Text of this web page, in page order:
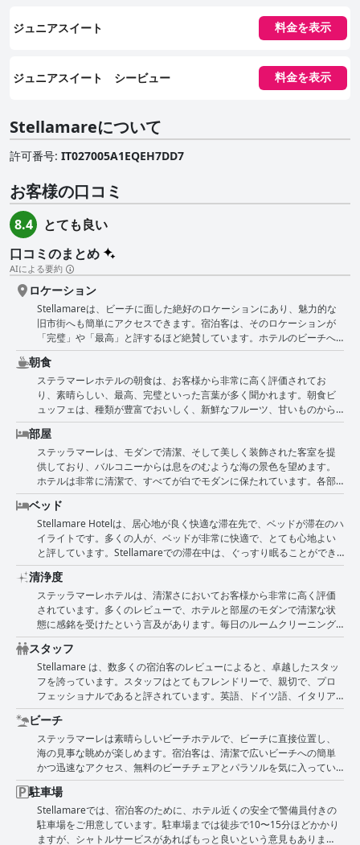
ジュニアスイート 料金を表示
ジュニアスイート シービュー 料金を表示
Stellamareについて
許可番号: IT027005A1EQEH7DD7
お客様の口コミ
8.4
とても良い
口コミのまとめ
AIによる要約
ロケーション
Stellamareは、ビーチに面した絶好のロケーションにあり、魅力的な
旧市街へも簡単にアクセスできます。宿泊客は、そのロケーションが
「完璧」や「最高」と評するほど絶賛しています。ホテルのビーチへ
の近さは大きな魅力で、多くの宿泊客がバルコニーからの「素晴らし
い」または「夢のような」景色を楽しんでいます。中心部に位置する
にもかかわらず、ホテルは静かで平和であるとも評されています。客
室はモダンで清潔で、多くの宿泊客が「美しい」または「素敵な」と
表現しています。全体として、Stellamareは、地元のショップ、レス
トラン、観光スポットへのアクセスが容易な、リラックスできるビー
チでの休暇を求める方におすすめです。
朝食
ステラマーレホテルの朝食は、お客様から非常に高く評価されてお
り、素晴らしい、最高、完璧といった言葉が多く聞かれます。朝食ビ
ュッフェは、種類が豊富でおいしく、新鮮なフルーツ、甘いものから
しょっぱいものまでたくさんの選択肢があると評判です。旧市街に近
いホテルのロケーションや、朝食ルームからの眺めも好評です。しか
し、朝食の時間が午前8時から10時までと短く、特に子供連れの家族に
とってはストレスになると指摘されています。新型コロナウイルスの
影響で、朝食サービスはスタッフによって提供されており、不便に感
じる人もいます。また、用意された料理の質、特に冷めていることに
対する不満もいくつかあります。全体として、朝食はほとんどのお客
様から最高級と見なされています。
部屋
ステッラマーレは、モダンで清潔、そして美しく装飾された客室を提
供しており、バルコニーからは息をのむような海の景色を望めます。
ホテルは非常に清潔で、すべてが白でモダンに保たれています。各部
屋にはエアコンが完備されており、睡眠中も日中も非常に快適です。
一部の部屋は4人には手狭で、収納スペースが少なく、タオルを掛ける
場所も少ないかもしれませんが、それでも実用的で機能的です。スタ
ッフはフレンドリーで、部屋の清潔さは完璧です。ファミリールーム
は適度な広さで、広々としたバスルームと清潔な寝具があります。た
だし、一部の部屋は非常に小さく、3人以上には適していません。一部
の部屋は防音対策が不十分かもしれませんが、スタイリッシュに装飾
され、快適なベッドが備わっています。ホテル自体は新しく改装され
ており、美的にも魅力的で、モダンで、状態も良好です。
ベッド
Stellamare Hotelは、居心地が良く快適な滞在先で、ベッドが滞在のハ
イライトです。多くの人が、ベッドが非常に快適で、とても心地よい
と評しています。Stellamareでの滞在中は、ぐっすり眠ることができ
るでしょう。宿泊客は快適な寝具に感謝しており、滞在の一番良かっ
た点の一つだと述べる人もいました。部屋は狭いという意見もありま
したが、ベッドがそれを十分に補ってくれます。また、バスルームと
ベッドルームの間のガラス壁も、部屋に特別な雰囲気を添えており、
宿泊客から好評でした。ベッドの横に読書灯がないことを残念に思う
人もいましたが、全体的に、Stellamareでの滞在は快適で安らぎのあ
るものとなるでしょう。
清浄度
ステッラマーレホテルは、清潔さにおいてお客様から非常に高く評価
されています。多くのレビューで、ホテルと部屋のモダンで清潔な状
態に感銘を受けたという言及があります。毎日のルームクリーニング
サービスも、徹底的で効率的であると一貫して評価されており、お客
様は新鮮で整頓された空間に戻るのを楽しんでいます。ホテルのスタ
ッフは、ホテルの高いレベルの清潔さを維持するための、フレンドリ
ーなサービスと細部への注意が頻繁に称賛されています。一部のゲス
トから、埃や清掃のばらつきに関するいくつかの小さな問題が指摘さ
れたものの、大多数のレビュー担当者は、ホテルの優れた清潔さの基
準に非常に満足しています。
スタッフ
Stellamare は、数多くの宿泊客のレビューによると、卓越したスタッ
フを誇っています。スタッフはとてもフレンドリーで、親切で、プロ
フェッショナルであると評されています。英語、ドイツ語、イタリア
語など、さまざまな言語を話し、素晴らしいサービスを提供していま
す。受付係は知識が豊富で、可能な限りゲストをサポートしようとし
ます。清掃スタッフは熱心で、ホテルを清潔に保ち、朝食スタッフは
優れたサービスを提供しています。ハウスキーパーさえもフレンドリ
ーで親切であると評されており、ゲストが快適に過ごせるように心を
配っています。ただし、受付係やハウスキーパーとの間で否定的なや
り取りをしたゲストも少数いますが、スタッフの全体的なサービスの
質に対する称賛の声の方が圧倒的に多いです。滞在中何か困ったこと
があれば、遠慮なくフレンドリーで親切なスタッフにお尋ねくださ
い。
ビーチ
ステッラマーレは素晴らしいビーチホテルで、ビーチに直接位置し、
海の見事な眺めが楽しめます。宿泊客は、清潔で広いビーチへの簡単
かつ迅速なアクセス、無料のビーチチェアとパラソルを気に入ってい
ます。ホテルのロケーションとビーチへの近さは、実用的で便利だと
感じる宿泊客から高く評価されています。ビーチに面したバルコニー
も宿泊客に人気です。自転車をレンタルして周辺を探索する人もいま
す。ホテルを出るとすぐに美しく手つかずの砂浜に出られるので、ロ
ケーションは最高です。広くて清潔なビーチは、長い散歩やランニン
駐車場
Stellamareでは、宿泊客のために、ホテル近くの安全で警備員付きの
駐車場をご用意しています。駐車場までは徒歩で10〜15分ほどかかり
ますが、シャトルサービスがあればもっと良いという意見もありま